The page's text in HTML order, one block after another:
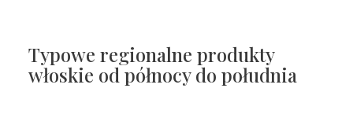
Typowe regionalne produkty
włoskie od północy do południa